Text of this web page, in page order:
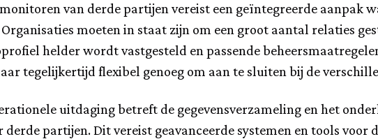
van derde partijen vereist een geïntegreerde aanpak
moeten in staat zijn om een groot aantal relaties
helder wordt vastgesteld en passende
tegelijkertijd flexibel genoeg om aan te sluiten bij de
uitdaging betreft de gegevensverzameling en het
partijen. Dit vereist geavanceerde systemen en tools